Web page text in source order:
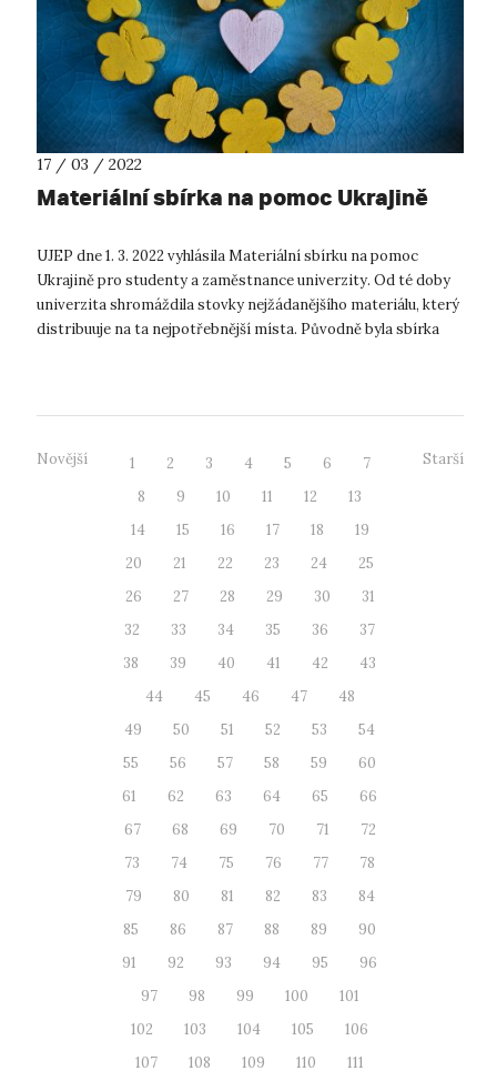
17 / 03 / 2022
Materiální sbírka na pomoc Ukrajině
UJEP dne 1. 3. 2022 vyhlásila Materiální sbírku na pomoc
Ukrajině pro studenty a zaměstnance univerzity. Od té doby
univerzita shromáždila stovky nejžádanějšího materiálu, který
distribuuje na ta nejpotřebnější místa. Původně byla sbírka
Novější 1 2 3 4 5 6
7
8
9 10 11 12
13
14
15 16 17 18
19
20
21 22 23 24
25
26
27 28 29 30
31
32
33 34 35 36
37
38
39 40 41 42
43
44
45 46 47
48
49
50 51 52 53
54
55
56 57 58 59
60
61
62 63 64 65
66
67
68 69 70 71
72
73
74 75 76 77
78
79
80 81 82 83
84
85
86 87 88 89
90
91
92 93 94 95
96
97
98 99 100
101
102
103 104 105
106
107
108 109 110
111
Starší